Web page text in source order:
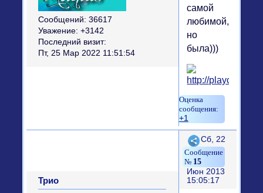
Сообщений: 36617
Уважение: +3142
Последний визит:
Пт, 25 Мар 2022 11:51:54
самой
любимой,
но
была)))
+1
Поделиться
15
Сб, 22
Июн 2013
15:05:17
Трио